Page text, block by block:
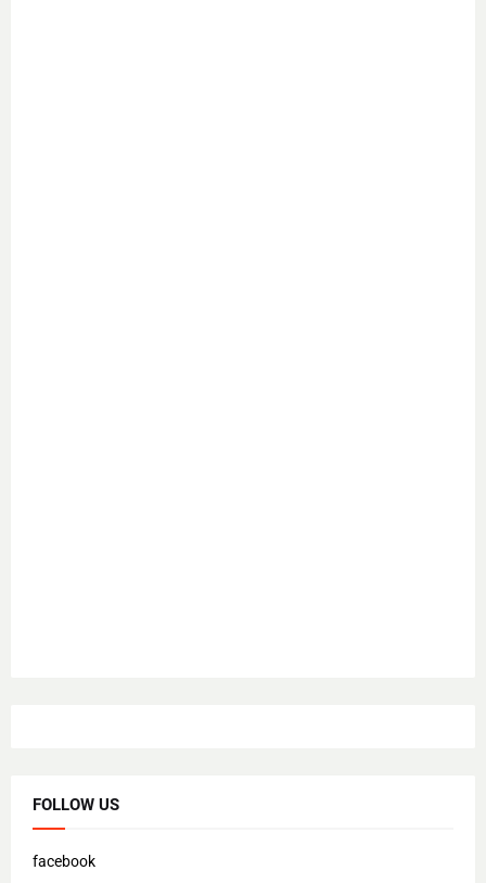
FOLLOW US
facebook